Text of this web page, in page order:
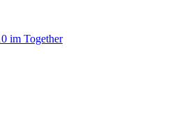
im Together